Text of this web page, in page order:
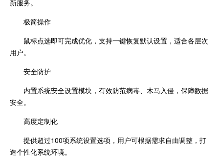
新服务。
极简操作
鼠标点选即可完成优化，支持一键恢复默认设置，适合各层次
用户。
安全防护
内置系统安全设置模块，有效防范病毒、木马入侵，保障数据
安全。
高度定制化
提供超过100项系统设置选项，用户可根据需求自由调整，打
造个性化系统环境。